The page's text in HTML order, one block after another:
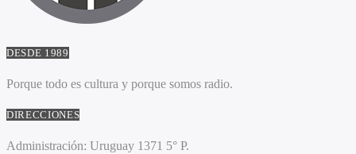
DESDE 1989
Porque todo es cultura y porque somos radio.
DIRECCIONES
Administración: Uruguay 1371 5° P.